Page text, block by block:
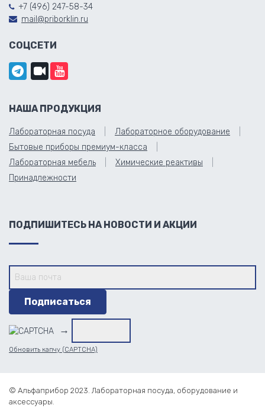
+7 (496) 247-58-34
mail@priborklin.ru
СОЦСЕТИ
НАША ПРОДУКЦИЯ
Лабораторная посуда
Лабораторное оборудование
Бытовые приборы премиум-класса
Лабораторная мебель
Химические реактивы
Принадлежности
ПОДПИШИТЕСЬ НА НОВОСТИ И АКЦИИ
→
Обновить капчу (CAPTCHA)
© Альфаприбор 2023. Лабораторная посуда, оборудование и
аксессуары.